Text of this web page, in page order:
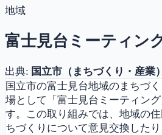
地域
富士見台ミーティン
出典: 国立市（まちづくり・産業）
国立市の富士見台地域のまちづ
場として「富士見台ミーティン
す。この取り組みでは、地域の
ちづくりについて意見交換した